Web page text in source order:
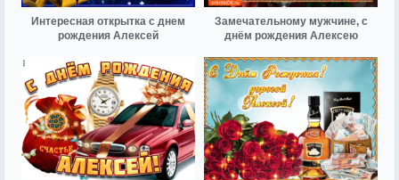
Интересная открытка с днем
рождения Алексей
Замечательному мужчине, с
днём рождения Алексею